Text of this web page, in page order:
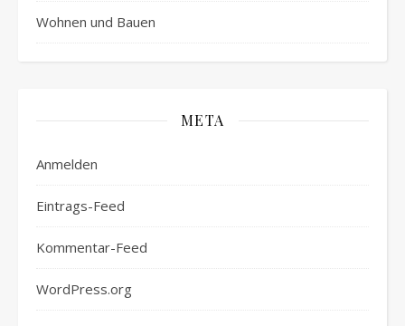
Wohnen und Bauen
META
Anmelden
Eintrags-Feed
Kommentar-Feed
WordPress.org